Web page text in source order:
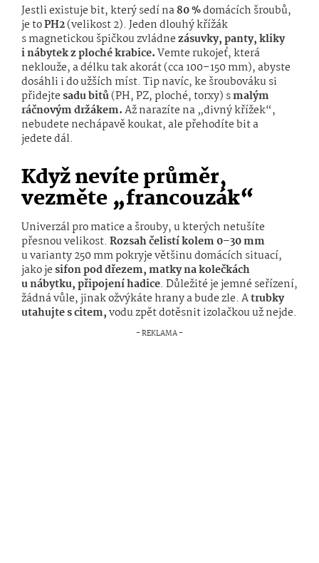
Jestli existuje bit, který sedí na80 %domácích šroubů,
je toPH2(velikost 2). Jeden dlouhý křížák
s magnetickou špičkou zvládnezásuvky, panty, kliky
i nábytek z ploché krabice.Vemte rukojeť, která
neklouže, a délku tak akorát (cca 100–150 mm), abyste
dosáhli i do užších míst. Tip navíc, ke šroubováku si
přidejte sadu bitů(PH, PZ, ploché, torxy) smalým
ráčnovým držákem.Až narazíte na „divný křížek“,
nebudete nechápavě koukat, ale přehodíte bit a
jedete dál.
Když nevíte průměr,
vezměte „francouzák“
Univerzál pro matice a šrouby, u kterých netušíte
přesnou velikost. Rozsah čelistí kolem 0–30 mm
u varianty 250 mm pokryje většinu domácích situací,
jako je sifon pod dřezem, matky na kolečkách
u nábytku, připojení hadice. Důležité je jemné seřízení,
žádná vůle, jinak ožvýkáte hrany a bude zle. Atrubky
utahujte s citem,vodu zpět dotěsnit izolačkou už nejde.